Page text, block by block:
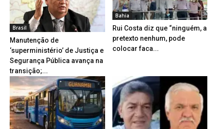
Brasil
Manutenção de
‘superministério’ de Justiça e
Segurança Pública avança na
transição;...
Bahia
Rui Costa diz que “ninguém, a
pretexto nenhum, pode
colocar faca...